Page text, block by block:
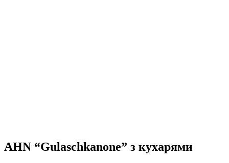
AHN “Gulaschkanone” з кухарями